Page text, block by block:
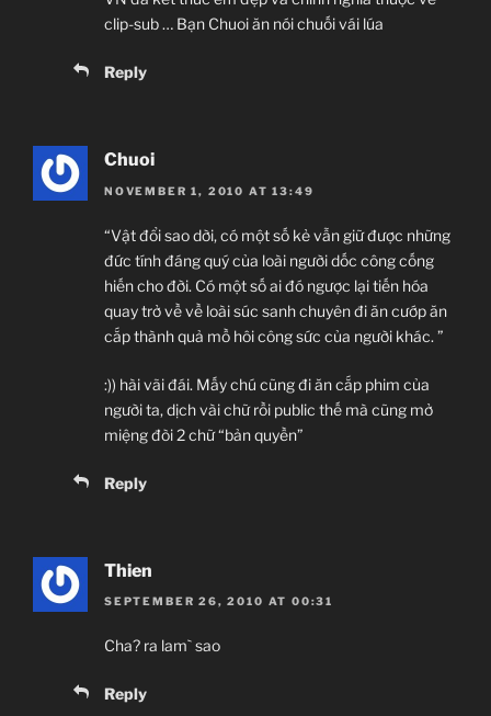
clip-sub … Bạn Chuoi ăn nói chuối vái lúa
Reply
Chuoi
NOVEMBER 1, 2010 AT 13:49
“Vật đổi sao dời, có một số kẻ vẫn giữ được những
đức tính đáng quý của loài người dốc công cống
hiến cho đời. Có một số ai đó ngược lại tiến hóa
quay trở về về loài súc sanh chuyên đi ăn cướp ăn
cắp thành quả mồ hôi công sức của người khác. ”
:)) hài vãi đái. Mấy chú cũng đi ăn cắp phim của
người ta, dịch vài chữ rồi public thế mà cũng mở
miệng đòi 2 chữ “bản quyền”
Reply
Thien
SEPTEMBER 26, 2010 AT 00:31
Cha? ra lam` sao
Reply